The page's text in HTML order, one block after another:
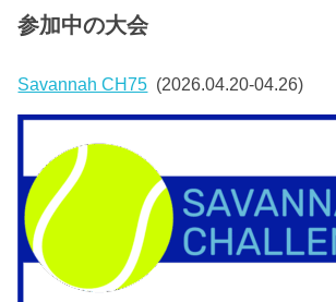
参加中の大会
Savannah CH75 (2026.04.20-04.26)